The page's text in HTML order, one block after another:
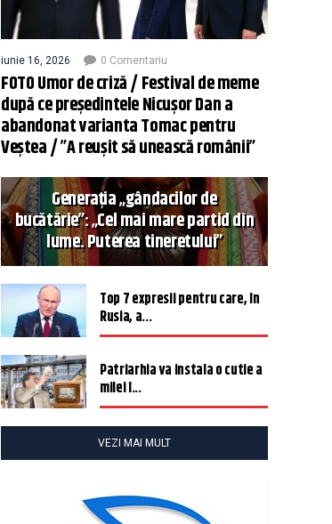
iunie 16, 2026 0 Comentariu
FOTO Umor de criză / Festival de meme
după ce președintele Nicușor Dan a
abandonat varianta Tomac pentru
Veștea / ”A reușit să unească românii”
Generația „gândacilor de
bucătărie”: „Cel mai mare partid din
lume. Puterea tineretului”
Top 7 expresii pentru care, în
Rusia, a...
Patriarhia va instala o cutie a
milei î...
VEZI MAI MULT